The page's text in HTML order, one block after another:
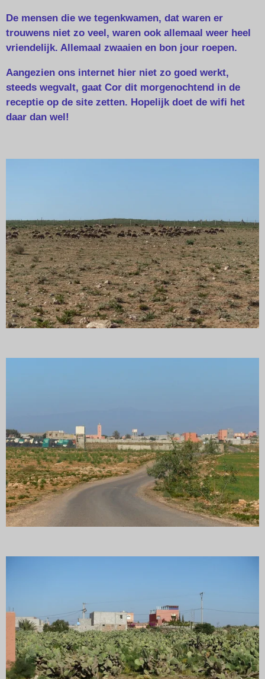
De mensen die we tegenkwamen, dat waren er
trouwens niet zo veel, waren ook allemaal weer heel
vriendelijk. Allemaal zwaaien en bon jour roepen.
Aangezien ons internet hier niet zo goed werkt,
steeds wegvalt, gaat Cor dit morgenochtend in de
receptie op de site zetten. Hopelijk doet de wifi het
daar dan wel!